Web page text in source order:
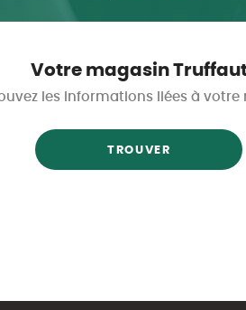
Votre magasin
les informations liées à votre
TROUVER